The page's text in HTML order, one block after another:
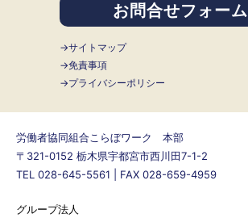
お問合せフォーム
サイトマップ
免責事項
プライバシーポリシー
労働者協同組合こらぼワーク 本部
〒321-0152 栃木県宇都宮市西川田7-1-2
TEL 028-645-5561 | FAX 028-659-4959
グループ法人